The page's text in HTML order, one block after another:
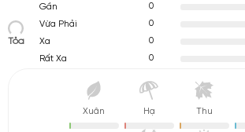
Tỏa
Gần
0
Vừa Phải
0
Xa
0
Rất Xa
0
Xuân Hạ Thu